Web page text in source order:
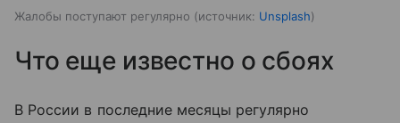
Жалобы поступают регулярно источник: Unsplash
Что еще известно о сбоях
В России в последние месяцы регулярно